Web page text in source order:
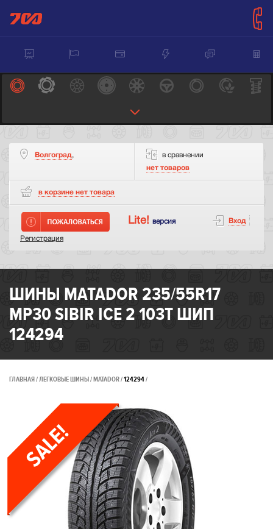
Волгоград,
в сравнении
нет товаров
в корзине нет товара
Lite! версия Вход
Регистрация
ШИНЫ MATADOR 235/55R17
MP30 SIBIR ICE 2 103T ШИП
124294
ГЛАВНАЯ ЛЕГКОВЫЕ ШИНЫ MATADOR 124294